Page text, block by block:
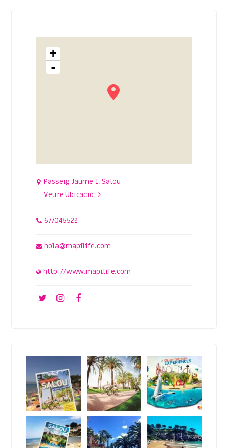
+
-
Passeig Jaume I, Salou
Veure Ubicació
677045522
hola@mapilife.com
http://www.mapilife.com